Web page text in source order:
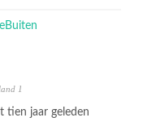
1
tien jaar geleden